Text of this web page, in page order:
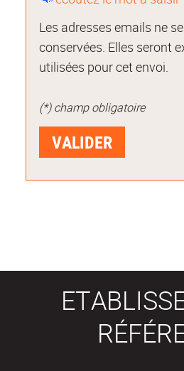
Les adresses emails ne
conservées. Elles seront
utilisées pour cet envoi.
(*) champ obligatoire